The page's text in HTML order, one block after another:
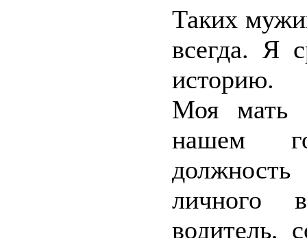
Таких
всегда. Я
историю.
Моя мать
нашем
личного
водитель,